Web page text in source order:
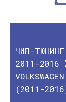
О КОМПАНИИ
ЧИП-ТЮНИНГ
2011-2016
(2011-